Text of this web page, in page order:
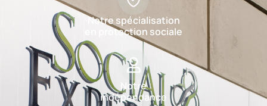
Notre spécialisation
en protection sociale
Notre
indépendance